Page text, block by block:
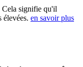
signifie qu'il
élevées. en savoir plus